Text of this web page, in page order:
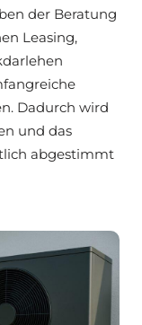
der Beratung
Leasing,
Dadurch wird
und das
abgestimmt